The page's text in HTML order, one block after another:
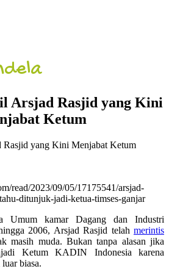
Arsjad Rasjid yang Kini
Ketum
read/2023/09/05/17175541/arsjad-
ditunjuk-jadi-ketua-timses-ganjar
Umum kamar Dagang dan Industri
2006, Arsjad Rasjid telah merintis
masih muda. Bukan tanpa alasan jika
Ketum KADIN Indonesia karena
biasa.